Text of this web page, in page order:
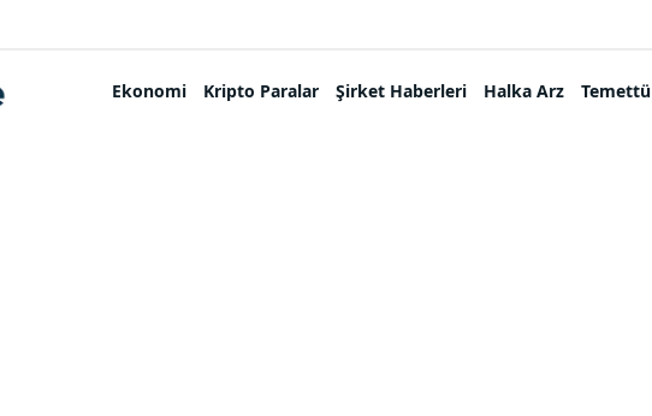
Ekonomi Kripto Paralar Şirket Haberleri Halka Arz Temettü